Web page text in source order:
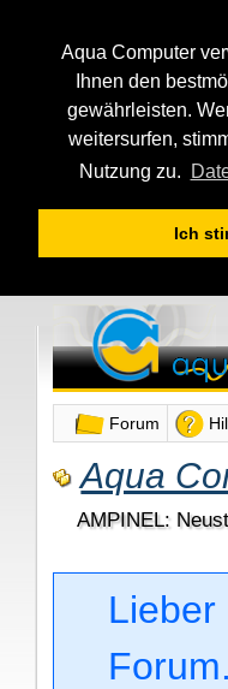
Aqua Computer
Ihnen den
gewährleisten.
weitersurfen,
Nutzung zu.
Ich
Forum
Aqua
AMPINEL:
Lieber